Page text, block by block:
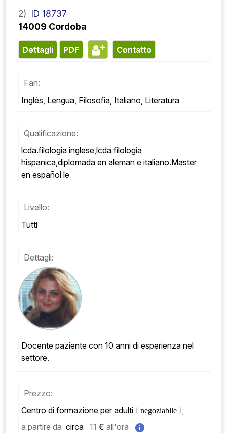
2) ID 18737
14009 Cordoba
Dettagli PDF contatto
Fan:
Inglés, Lengua, Filosofia, Italiano, Literatura
Qualificazione:
lcda.filologia inglese,lcda filologia
hispanica,diplomada en aleman e italiano.Master
en español le
Livello:
Tutti
Dettagli:
Docente paziente con 10 anni di esperienza nel
settore.
Prezzo:
Centro di formazione per adulti ( negoziabile ),
a partire da circa 11 € all'ora